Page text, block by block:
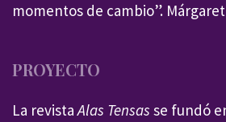
momentos de cambio”.
PROYECTO
La revistaAlas Tensas se fundó